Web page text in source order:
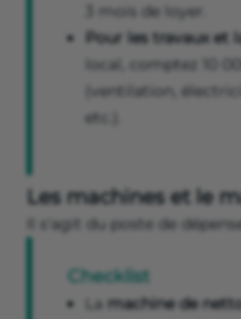
3 mois de loyer.
Pour les travaux et
local, comptez 10
(ventilation,
etc.).
Les machines et le
Il s'agit du poste de
Checklist
La machine de